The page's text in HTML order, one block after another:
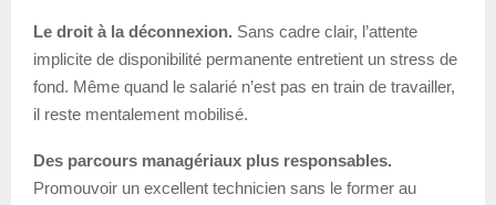
Le droit à la déconnexion. Sans cadre clair, l’attente
implicite de disponibilité permanente entretient un stress de
fond. Même quand le salarié n’est pas en train de travailler,
il reste mentalement mobilisé.
Des parcours managériaux plus responsables.
Promouvoir un excellent technicien sans le former au